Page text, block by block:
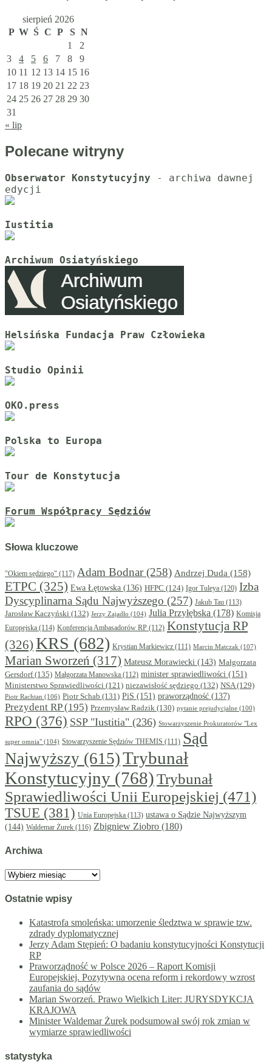
sierpień 2026
P W Ś C P S N
1
2
3
4 5 6 7 8
9
10 11 12 13 14 15 16
17 18 19 20 21 22 23
24 25 26 27 28 29 30
31
« lip
Polecane witryny
Obserwator Konstytucyjny - archiwa dawnej
Iustitia
Archiwum Osiatyńskiego
Helsińska Fundacja Praw Człowieka
Studio Opinii
OKO.press
Polska to Europa
Tour de Konstytucja
Forum Współpracy Sędziów
Słowa kluczowe
"Okiem sędziego" (117) Adam Bodnar(258) Andrzej Duda (158)
ETPC (325) Ewa Łętowska (136) HFPC (124) Igor Tuleya (120) Izba
Dyscyplinarna Sądu Najwyższego (257) Jakub Tau (113)
Jarosław Kaczyński (132) Jerzy Zajadło (104) Julia Przyłębska (178) Komisja
Europejska (114) Konferencja Ambasadorów RP (112) Konstytucja RP
(326) KRS (682) Krystian Markiewicz (111) Marcin Matczak (107)
Marian Sworzeń (317) Mateusz Morawiecki (143) Małgorzata
Gersdorf(135) Małgorzata Manowska (112) minister sprawiedliwości (151)
Ministerstwo Sprawiedliwości (121) niezawisłość sędziego (132) NSA(129)
Piotr Rachtan (106) Piotr Schab (131) PiS (151) praworządność (137)
Prezydent RP(195) Przemysław Radzik (130) pytanie prejudycjalne (100)
RPO (376) SSP "Iustitia" (236) Stowarzyszenie Prokuratorów "Lex
super omnia" (104) Stowarzyszenie Sędziów THEMIS (111) Sąd
Najwyższy (615)Trybunał
Konstytucyjny (768)Trybunał
Sprawiedliwości Unii Europejskiej (471)
TSUE (381) Unia Europejska (113) ustawa o Sądzie Najwyższym
(144) Waldemar Żurek (116) Zbigniew Ziobro (180)
Archiwa
Archiwa
Ostatnie wpisy
Katastrofa smoleńska: umorzenie śledztwa w sprawie tzw.
zdrady dyplomatycznej
Jerzy Adam Stępień: O badaniu konstytucyjności Konstytucji
RP
Praworządność w Polsce 2026 – Raport Komisji
Europejskiej. Pozytywna ocena reform i rekordowy wzrost
zaufania do sądów
Marian Sworzeń. Prawo Wielkich Liter: JURYSDYKCJA
KRAJOWA
Minister Waldemar Żurek podsumował swój rok zmian w
wymiarze sprawiedliwości
statystyka